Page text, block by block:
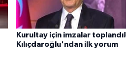
Kurultay için imzalar toplandı!
Kılıçdaroğlu'ndan ilk yorum